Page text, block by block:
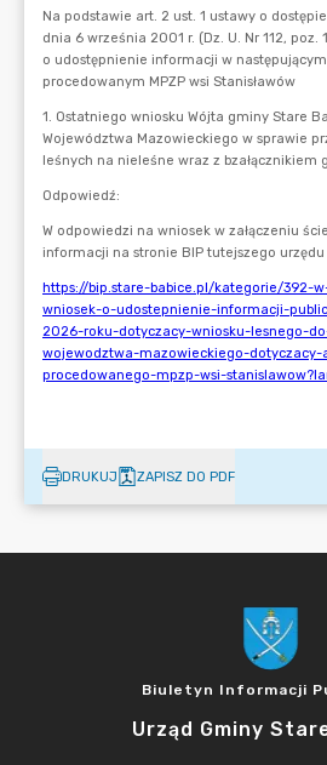
DRUKUJ ZAPISZ DO PDF
Biuletyn Informacji
Urząd Gminy